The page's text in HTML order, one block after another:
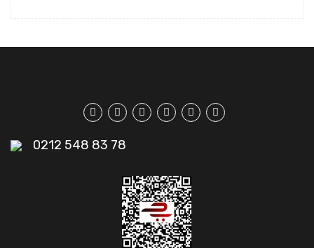
0212 548 83 78